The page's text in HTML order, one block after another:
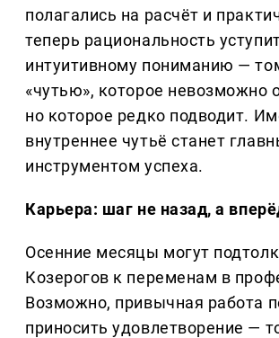
полагались на расчёт и
теперь рациональность
интуитивному пониманию —
«чутью», которое невозможно
но которое редко подводит.
внутреннее чутьё станет
инструментом успеха.
Карьера: шаг не назад, а
Осенние месяцы могут
Козерогов к переменам в
Возможно, привычная работа
приносить удовлетворение —